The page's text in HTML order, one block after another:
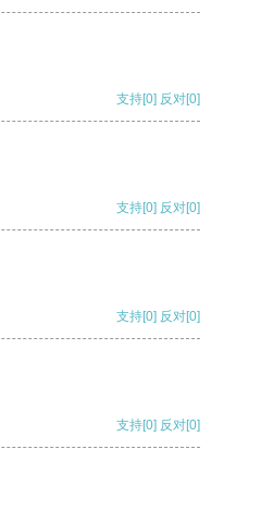
支持[0] 反对[0]
支持[0] 反对[0]
支持[0] 反对[0]
支持[0] 反对[0]